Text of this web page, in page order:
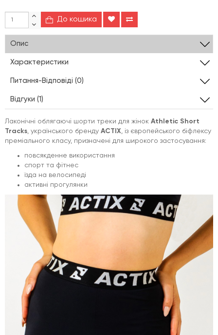
До кошика
Опис
Характеристики
Питання-Відповіді (0)
Відгуки (1)
Лаконічні облягаючі шорти треки для жінок Athletic Short
Tracks, українського бренду ACTIX, із європейського біфлексу
преміального класу, призначені для широкого застосування:
повсякденне використання
спорт та фітнес
їзда на велосипеді
активні прогулянки